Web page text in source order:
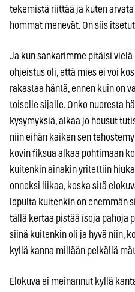
tekemistä riittää ja kuten
hommat menevät. On siis
Ja kun sankarimme pitäisi
ohjeistus oli, että mies ei voi
rakastaa häntä, ennen kuin on
toiselle sijalle. Onko nuoresta
kysymyksiä, alkaa jo housut
niin eihän kaiken sen
kovin fiksua alkaa pohtimaan
kuitenkin ainakin yritettiin
onneksi liikaa, koska sitä
lopulta kuitenkin on enemmän
tällä kertaa pistää isoja pahoja
siinä kuitenkin oli ja hyvä niin,
kyllä kanna millään pelkällä
Elokuva ei meinannut kyllä